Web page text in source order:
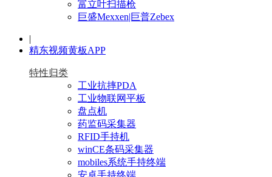
富立叶扫描枪
巨盛Mexxen|巨普Zebex
|
精东视频黄板APP
特性归类
工业抗摔PDA
工业物联网平板
盘点机
药监码采集器
RFID手持机
winCE条码采集器
mobiles系统手持终端
安卓手持终端